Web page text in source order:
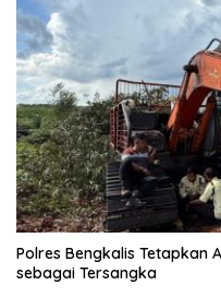
Polres Bengkalis Tetapkan
sebagai Tersangka